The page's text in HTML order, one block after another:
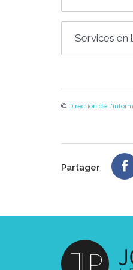
Services en
© Direction de
Partager